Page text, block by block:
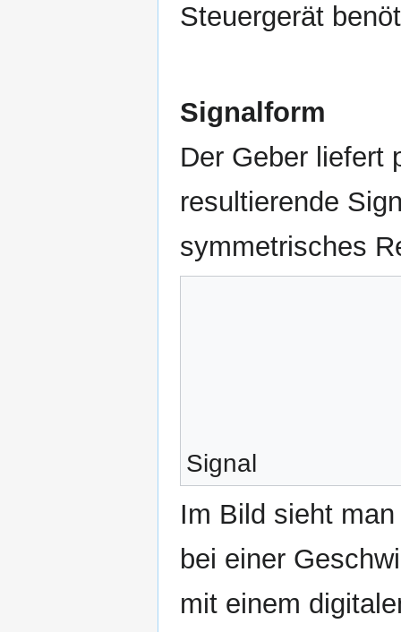
Steuergerät
Signalform
Der Geber liefert
resultierende
symmetrisches
Signal
Im Bild sieht
bei einer
mit einem